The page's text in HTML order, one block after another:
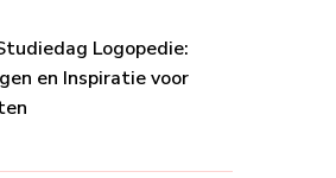
Logopedie:
en Inspiratie voor